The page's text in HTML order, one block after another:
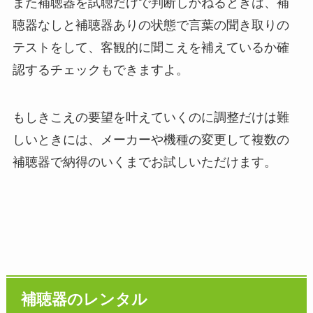
聴器なしと補聴器ありの状態で言葉の聞き取りの
テストをして、客観的に聞こえを補えているか確
認するチェックもできますよ。
もしきこえの要望を叶えていくのに調整だけは難
しいときには、メーカーや機種の変更して複数の
補聴器で納得のいくまでお試しいただけます。
補聴器のレンタル